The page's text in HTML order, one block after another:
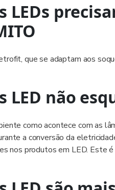
LEDs
que se adaptam aos
LED não
como acontece com as
a conversão da
nos produtos em LED. Este